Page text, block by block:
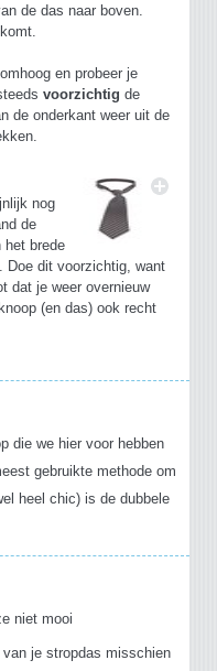
de das naar boven.
en probeer je
voorzichtig de
de onderkant weer uit de
nog
de
het brede
Doe dit voorzichtig, want
dat je weer overnieuw
(en das) ook recht
die we hier voor hebben
gebruikte methode om
heel chic) is de dubbele
niet mooi
je stropdas misschien